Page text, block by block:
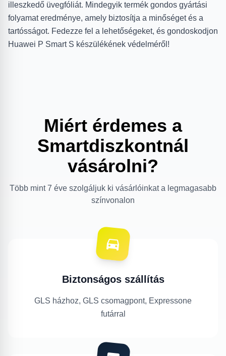
illeszkedő üvegfóliát. Mindegyik termék gondos gyártási
folyamat eredménye, amely biztosítja a minőséget és a
tartósságot. Fedezze fel a lehetőségeket, és gondoskodjon
Huawei P Smart S készülékének védelméről!
Miért érdemes a
Smartdiszkontnál
vásárolni?
Több mint 7 éve szolgáljuk ki vásárlóinkat a legmagasabb
színvonalon
Biztonságos szállítás
GLS házhoz, GLS csomagpont, Expressone
futárral